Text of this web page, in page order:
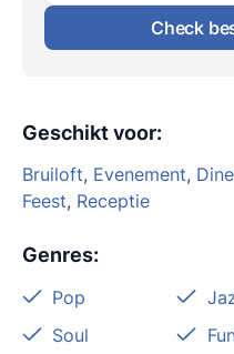
Check
Geschikt voor:
Bruiloft, Evenement,
Feest, Receptie
Genres:
Pop
Soul